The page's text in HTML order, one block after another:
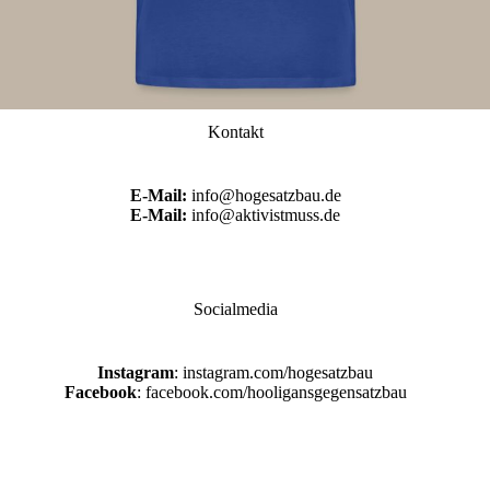
Kontakt
E-Mail: info@hogesatzbau.de
E-Mail: info@aktivistmuss.de
Socialmedia
Instagram: instagram.com/hogesatzbau
Facebook: facebook.com/hooligansgegensatzbau